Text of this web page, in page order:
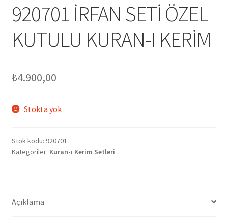
920701 İRFAN SETİ ÖZEL
KUTULU KURAN-I KERİM
₺4.900,00
Stokta yok
Stok kodu: 920701
Kategoriler: Kuran-ı Kerim Setleri
Açıklama